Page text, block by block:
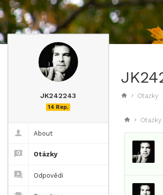
Otazky
JK242243
14 Rep.
About
Otázky
Odpovědi
Otazky